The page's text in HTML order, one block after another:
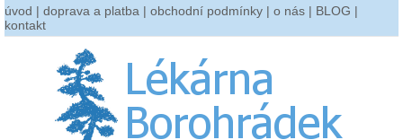
úvod | doprava a platba | obchodní podmínky | o nás | BLOG |
kontakt